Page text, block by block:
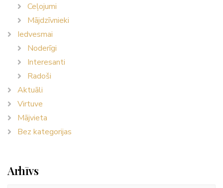
Ceļojumi
Mājdzīvnieki
Iedvesmai
Noderīgi
Interesanti
Radoši
Aktuāli
Virtuve
Mājvieta
Bez kategorijas
Arhīvs